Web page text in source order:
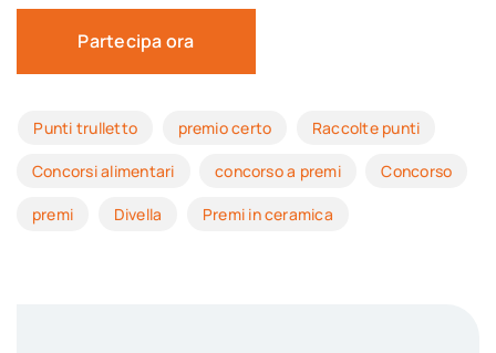
Partecipa ora
Punti trulletto premio certo Raccolte punti
Concorsi alimentari concorso a premi Concorso
premi Divella Premi in ceramica